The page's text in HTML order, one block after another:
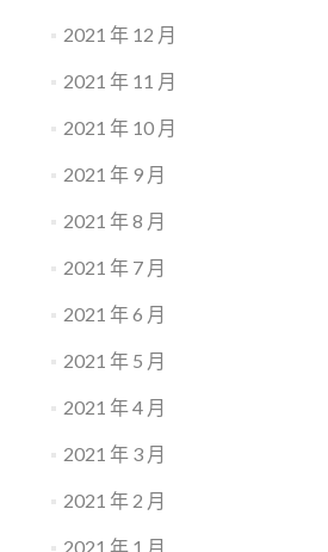
2021 年 12 月
2021 年 11 月
2021 年 10 月
2021 年 9 月
2021 年 8 月
2021 年 7 月
2021 年 6 月
2021 年 5 月
2021 年 4 月
2021 年 3 月
2021 年 2 月
2021 年 1 月